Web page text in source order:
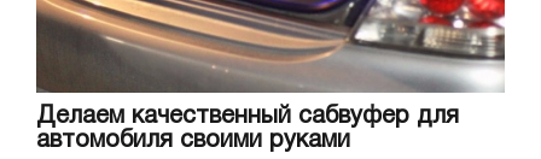
Делаем качественный сабвуфер для
автомобиля своими руками